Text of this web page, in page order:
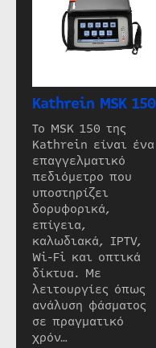
Kathrein MSK 150
Το MSK 150 της
Kathrein είναι ένα
επαγγελματικό
πεδιόμετρο που
υποστηρίζει
δορυφορικά,
επίγεια,
καλωδιακά, IPTV,
Wi-Fi και οπτικά
δίκτυα. Με
λειτουργίες όπως
ανάλυση φάσματος
σε πραγματικό
χρόν…